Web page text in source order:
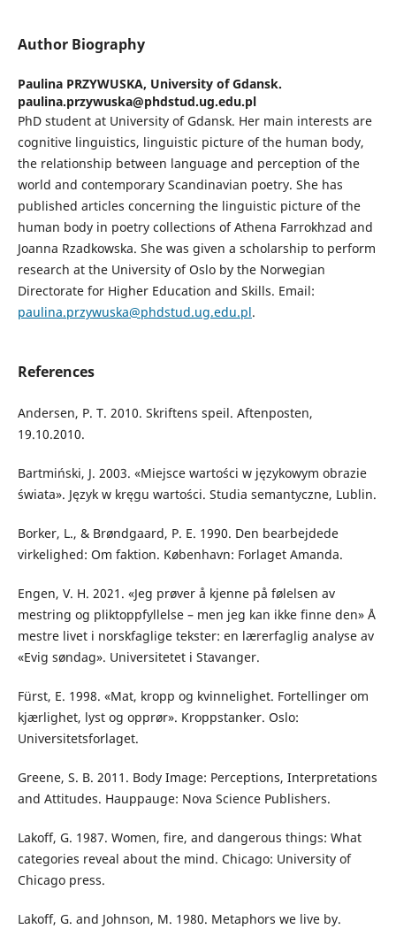
Author Biography
Paulina PRZYWUSKA, University of Gdansk.
paulina.przywuska@phdstud.ug.edu.pl
PhD student at University of Gdansk. Her main interests are
cognitive linguistics, linguistic picture of the human body,
the relationship between language and perception of the
world and contemporary Scandinavian poetry. She has
published articles concerning the linguistic picture of the
human body in poetry collections of Athena Farrokhzad and
Joanna Rzadkowska. She was given a scholarship to perform
research at the University of Oslo by the Norwegian
Directorate for Higher Education and Skills. Email:
paulina.przywuska@phdstud.ug.edu.pl.
References
Andersen, P. T. 2010. Skriftens speil. Aftenposten,
19.10.2010.
Bartmiński, J. 2003. «Miejsce wartości w językowym obrazie
świata». Język w kręgu wartości. Studia semantyczne, Lublin.
Borker, L., & Brøndgaard, P. E. 1990. Den bearbejdede
virkelighed: Om faktion. København: Forlaget Amanda.
Engen, V. H. 2021. «Jeg prøver å kjenne på følelsen av
mestring og pliktoppfyllelse – men jeg kan ikke finne den» Å
mestre livet i norskfaglige tekster: en lærerfaglig analyse av
«Evig søndag». Universitetet i Stavanger.
Fürst, E. 1998. «Mat, kropp og kvinnelighet. Fortellinger om
kjærlighet, lyst og opprør». Kroppstanker. Oslo:
Universitetsforlaget.
Greene, S. B. 2011. Body Image: Perceptions, Interpretations
and Attitudes. Hauppauge: Nova Science Publishers.
Lakoff, G. 1987. Women, fire, and dangerous things: What
categories reveal about the mind. Chicago: University of
Chicago press.
Lakoff, G. and Johnson, M. 1980. Metaphors we live by.